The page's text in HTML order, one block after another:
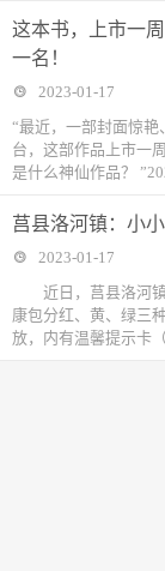
这本书，上市一
一名！
2023-01-17
“最近，一部封面惊
台，这部作品上市一
是什么神仙作品？
莒县洛河镇：小
2023-01-17
近日，莒县洛河镇
康包分红、黄、绿三
放，内有温馨提示卡